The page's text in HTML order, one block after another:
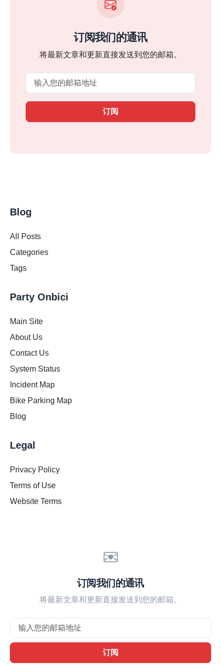
订阅我们的通讯
将最新文章和更新直接发送到您的邮箱。
订阅
Blog
All Posts
Categories
Tags
Party Onbici
Main Site
About Us
Contact Us
System Status
Incident Map
Bike Parking Map
Blog
Legal
Privacy Policy
Terms of Use
Website Terms
订阅我们的通讯
将最新文章和更新直接发送到您的邮箱。
订阅